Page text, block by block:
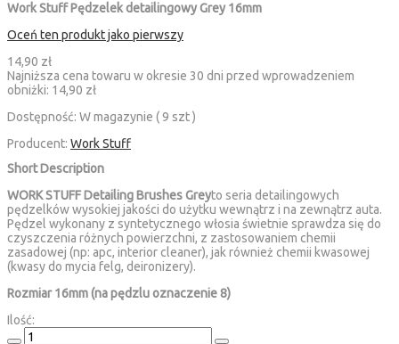
Work Stuff Pędzelek detailingowy Grey 16mm
Oceń ten produkt jako pierwszy
14,90 zł
Najniższa cena towaru w okresie 30 dni przed wprowadzeniem
obniżki: 14,90 zł
Dostępność: W magazynie ( 9 szt )
Producent: Work Stuff
Short Description
WORK STUFF Detailing Brushes Greyto seria detailingowych
pędzelków wysokiej jakości do użytku wewnątrz i na zewnątrz auta.
Pędzel wykonany z syntetycznego włosia świetnie sprawdza się do
czyszczenia różnych powierzchni, z zastosowaniem chemii
zasadowej (np: apc, interior cleaner), jak również chemii kwasowej
(kwasy do mycia felg, deironizery).
Rozmiar 16mm (na pędzlu oznaczenie 8)
Ilość: